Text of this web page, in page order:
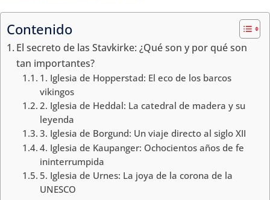
Contenido
El secreto de las Stavkirke: ¿Qué son y por qué son
tan importantes?
1. Iglesia de Hopperstad: El eco de los barcos
vikingos
2. Iglesia de Heddal: La catedral de madera y su
leyenda
3. Iglesia de Borgund: Un viaje directo al siglo XII
4. Iglesia de Kaupanger: Ochocientos años de fe
ininterrumpida
5. Iglesia de Urnes: La joya de la corona de la
UNESCO